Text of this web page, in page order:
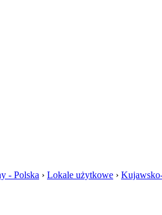
- Polska › Lokale użytkowe ›